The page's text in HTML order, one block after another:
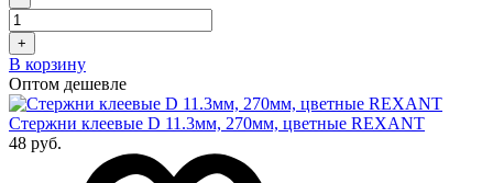
+
В корзину
Оптом дешевле
Стержни клеевые D 11.3мм, 270мм, цветные REXANT
48 руб.